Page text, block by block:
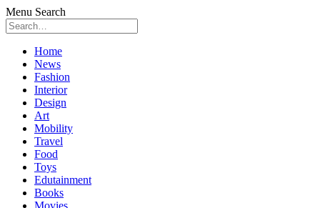
Menu Search
Skip
content
Home
News
Fashion
Interior
Design
Art
Mobility
Travel
Food
Toys
Edutainment
Books
Movies